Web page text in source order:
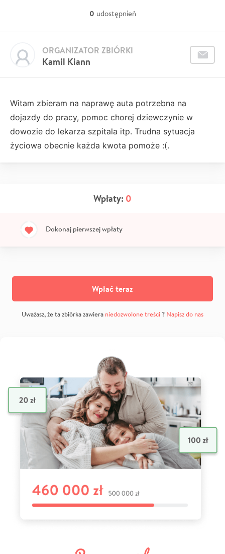
0 udostępnień
Kamil Kiann
ORGANIZATOR ZBIÓRKI
Witam zbieram na naprawę auta potrzebna na
dojazdy do pracy, pomoc chorej dziewczynie w
dowozie do lekarza szpitala itp. Trudna sytuacja
życiowa obecnie każda kwota pomoże :(.
Wpłaty: 0
Dokonaj pierwszej wpłaty
Wpłać teraz
Uważasz, że ta zbiórka zawiera niedozwolone treści? Napisz do nas